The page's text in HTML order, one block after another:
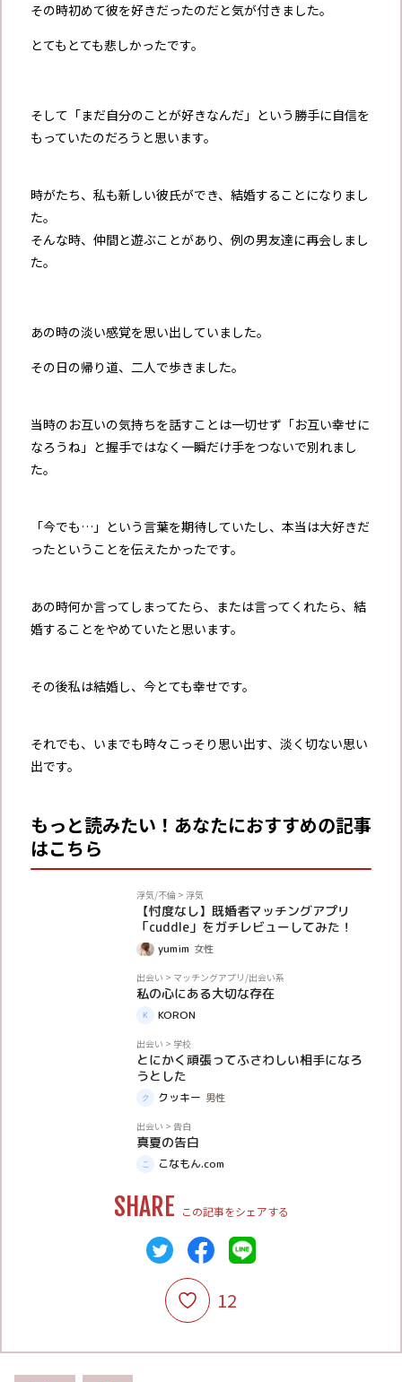
その時初めて彼を好きだったのだと気が付きました。
とてもとても悲しかったです。
そして「まだ自分のことが好きなんだ」という勝手に自信を
もっていたのだろうと思います。
時がたち、私も新しい彼氏ができ、結婚することになりまし
た。
そんな時、仲間と遊ぶことがあり、例の男友達に再会しまし
た。
あの時の淡い感覚を思い出していました。
その日の帰り道、二人で歩きました。
当時のお互いの気持ちを話すことは一切せず「お互い幸せに
なろうね」と握手ではなく一瞬だけ手をつないで別れまし
た。
「今でも…」という言葉を期待していたし、本当は大好きだ
ったということを伝えたかったです。
あの時何か言ってしまってたら、または言ってくれたら、結
婚することをやめていたと思います。
その後私は結婚し、今とても幸せです。
それでも、いまでも時々こっそり思い出す、淡く切ない思い
出です。
もっと読みたい！あなたにおすすめの記事
はこちら
浮気/不倫 > 浮気
【忖度なし】既婚者マッチングアプリ
「cuddle」をガチレビューしてみた！
yumim 女性
出会い > マッチングアプリ/出会い系
私の心にある大切な存在
KORON
出会い > 学校
とにかく頑張ってふさわしい相手になろ
うとした
クッキー 男性
出会い > 告白
真夏の告白
こなもん.com
SHARE この記事をシェアする
12